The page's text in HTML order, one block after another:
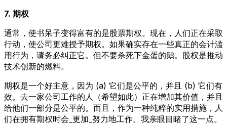
7. 期权
通常，使书呆子变得富有的是股票期权。现在，人们正在采取
行动，使公司更难授予期权。如果确实存在一些真正的会计滥
用行为，请务必纠正它。但不要杀死下金蛋的鹅。股权是推动
技术创新的燃料。
期权是一个好主意，因为 (a) 它们是公平的，并且 (b) 它们有
效。去一家公司工作的人（希望如此）正在增加其价值，并且
给他们一部分是公平的。而且，作为一种纯粹的实用措施，人
们在拥有期权时会_更加_努力地工作。我亲眼目睹了这一点。